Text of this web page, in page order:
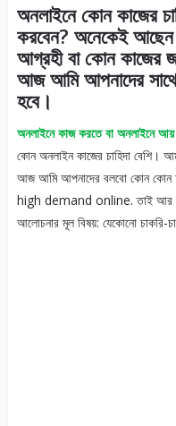
অনলাইনে কোন কাজের
করবেন? অনেকেই আছেন
আগ্রহী বা কোন কাজের
আজ আমি আপনাদের
হবে।
অনলাইনে কাজ করতে বা অনলাইনে আয়
কোন অনলাইন কাজের চাহিদা বেশি।
আজ আমি আপনাদের বলবো কোন কোন
high demand online. তাই আর
আলোচনার মূল বিষয়: যেকোনো চাকরি-